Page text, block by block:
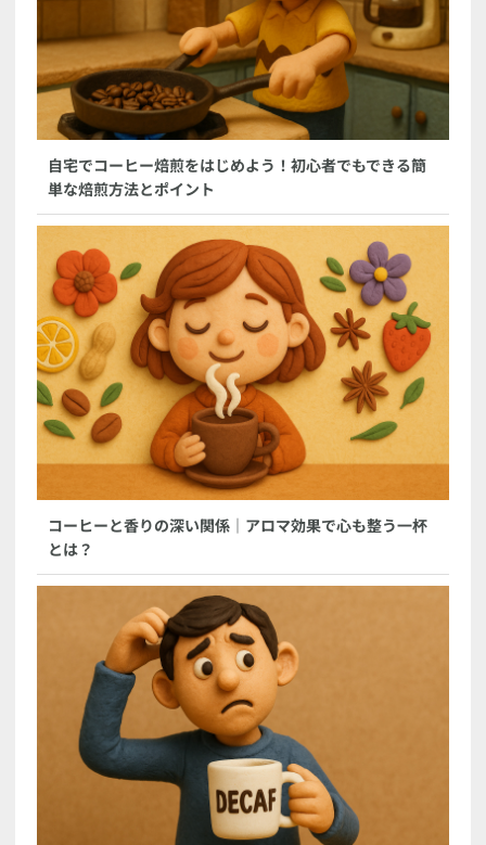
自宅でコーヒー焙煎をはじめよう！初心者でもできる簡
単な焙煎方法とポイント
コーヒーと香りの深い関係｜アロマ効果で心も整う一杯
とは？